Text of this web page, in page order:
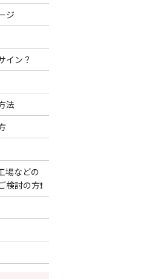
ジ
イン？
法
場などの
討の方❗️